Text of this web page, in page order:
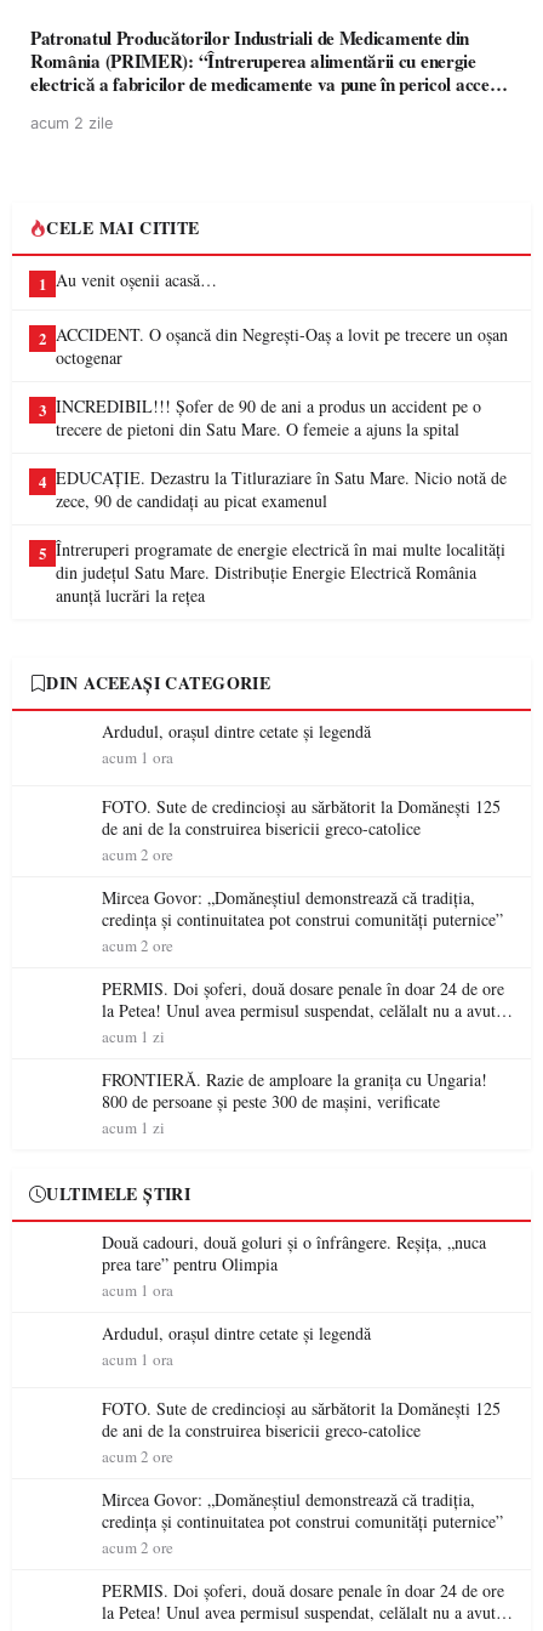
Patronatul Producătorilor Industriali de Medicamente din
România (PRIMER): “Întreruperea alimentării cu energie
electrică a fabricilor de medicamente va pune în pericol accesul
acum 2 zile
CELE MAI CITITE
1 Au venit oșenii acasă…
2 ACCIDENT. O oșancă din Negrești-Oaș a lovit pe trecere un oșan
octogenar
3 INCREDIBIL!!! Șofer de 90 de ani a produs un accident pe o
trecere de pietoni din Satu Mare. O femeie a ajuns la spital
4 EDUCAȚIE. Dezastru la Titluraziare în Satu Mare. Nicio notă de
zece, 90 de candidați au picat examenul
5 Întreruperi programate de energie electrică în mai multe localități
din județul Satu Mare. Distribuție Energie Electrică România
anunță lucrări la rețea
DIN ACEEAȘI CATEGORIE
Ardudul, orașul dintre cetate și legendă
acum 1 ora
FOTO. Sute de credincioși au sărbătorit la Domănești 125
de ani de la construirea bisericii greco-catolice
acum 2 ore
Mircea Govor: „Domăneștiul demonstrează că tradiția,
credința și continuitatea pot construi comunități puternice”
acum 2 ore
PERMIS. Doi șoferi, două dosare penale în doar 24 de ore
la Petea! Unul avea permisul suspendat, celălalt nu a avut
niciodată permis
acum 1 zi
FRONTIERĂ. Razie de amploare la granița cu Ungaria!
800 de persoane și peste 300 de mașini, verificate
acum 1 zi
ULTIMELE ȘTIRI
Două cadouri, două goluri și o înfrângere. Reșița, „nuca
prea tare” pentru Olimpia
acum 1 ora
Ardudul, orașul dintre cetate și legendă
acum 1 ora
FOTO. Sute de credincioși au sărbătorit la Domănești 125
de ani de la construirea bisericii greco-catolice
acum 2 ore
Mircea Govor: „Domăneștiul demonstrează că tradiția,
credința și continuitatea pot construi comunități puternice”
acum 2 ore
PERMIS. Doi șoferi, două dosare penale în doar 24 de ore
la Petea! Unul avea permisul suspendat, celălalt nu a avut